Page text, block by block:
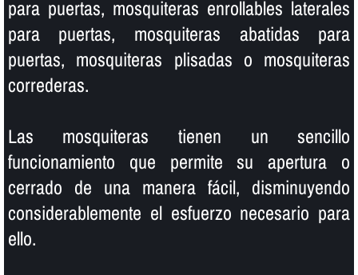
para puertas, mosquiteras enrollables laterales
para puertas, mosquiteras abatidas para
puertas, mosquiteras plisadas o mosquiteras
correderas.
Las mosquiteras tienen un sencillo
funcionamiento que permite su apertura o
cerrado de una manera fácil, disminuyendo
considerablemente el esfuerzo necesario para
ello.